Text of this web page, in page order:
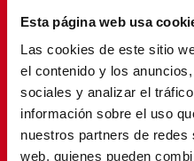
Esta página web usa
Las cookies de este sitio
el contenido y los
sociales y analizar el
información sobre el uso
nuestros partners de
web, quienes pueden
Suscríbete para